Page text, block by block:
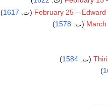
February 25–
1617
)
March
1578
)
1584
)
)